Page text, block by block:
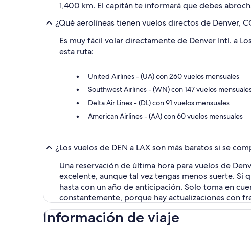
1,400 km. El capitán te informará que debes
¿Qué aerolíneas tienen vuelos directos de Denver,
Es muy fácil volar directamente de Denver Intl. a
esta ruta:
United Airlines - (UA) con 260 vuelos mensuales
Southwest Airlines - (WN) con 147 vuelos
Delta Air Lines - (DL) con 91 vuelos mensuales
American Airlines - (AA) con 60 vuelos mensuales
¿Los vuelos de DEN a LAX son más baratos si se
Una reservación de última hora para vuelos de
excelente, aunque tal vez tengas menos suerte. Si
hasta con un año de anticipación. Solo toma en
constantemente, porque hay actualizaciones con
Información de viaje